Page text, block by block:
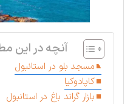
آنچه در این
مسجد بلو در استانبول
کاپادوکیا
بازار گراند باغ در استانبول